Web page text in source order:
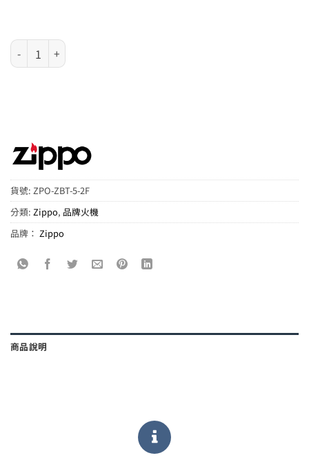
Zippo 日版火機 – 般若心經銀色 數量
貨號: ZPO-ZBT-5-2F
分類: Zippo, 品牌火機
品牌： Zippo
商品說明